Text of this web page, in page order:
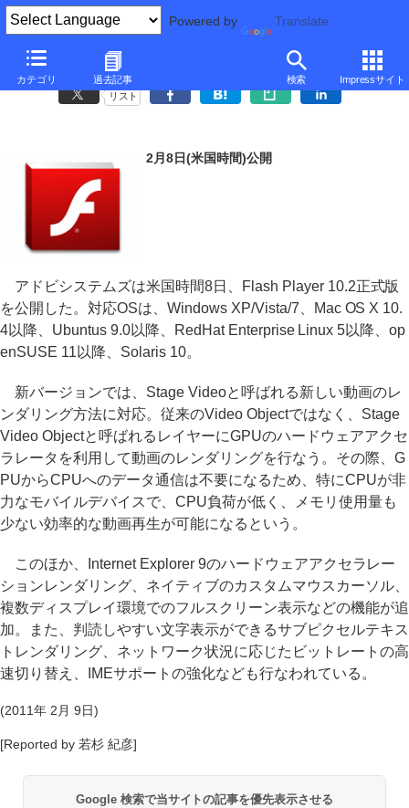
Powered by Translate
カテゴリ 過去記事 検索 Impressサイト
Adobe、Stage VideoやIE9に対応するFlash Player 10.2正式版
リスト
2月8日(米国時間)公開
アドビシステムズは米国時間8日、Flash Player 10.2正式版
を公開した。対応OSは、Windows XP/Vista/7、Mac OS X 10.
4以降、Ubuntus 9.0以降、RedHat Enterprise Linux 5以降、op
enSUSE 11以降、Solaris 10。
新バージョンでは、Stage Videoと呼ばれる新しい動画のレ
ンダリング方法に対応。従来のVideo Objectではなく、Stage
Video Objectと呼ばれるレイヤーにGPUのハードウェアアクセ
ラレータを利用して動画のレンダリングを行なう。その際、G
PUからCPUへのデータ通信は不要になるため、特にCPUが非
力なモバイルデバイスで、CPU負荷が低く、メモリ使用量も
少ない効率的な動画再生が可能になるという。
このほか、Internet Explorer 9のハードウェアアクセラレー
ションレンダリング、ネイティブのカスタムマウスカーソル、
複数ディスプレイ環境でのフルスクリーン表示などの機能が追
加。また、判読しやすい文字表示ができるサブピクセルテキス
トレンダリング、ネットワーク状況に応じたビットレートの高
速切り替え、IMEサポートの強化なども行なわれている。
(2011年 2月 9日)
[Reported by 若杉 紀彦]
Google 検索で当サイトの記事を優先表示させる